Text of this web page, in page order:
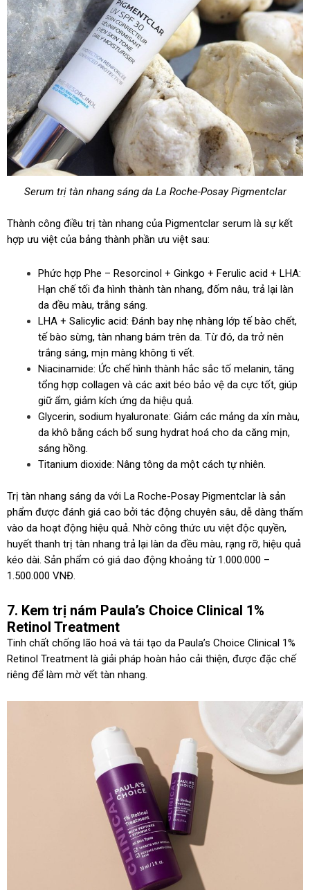
Serum trị tàn nhang sáng da La Roche-Posay Pigmentclar
Thành công điều trị tàn nhang của Pigmentclar serum là sự kết
hợp ưu việt của bảng thành phần ưu việt sau:
Phức hợp Phe – Resorcinol + Ginkgo + Ferulic acid + LHA:
Hạn chế tối đa hình thành tàn nhang, đốm nâu, trả lại làn
da đều màu, trắng sáng.
LHA + Salicylic acid: Đánh bay nhẹ nhàng lớp tế bào chết,
tế bào sừng, tàn nhang bám trên da. Từ đó, da trở nên
trắng sáng, mịn màng không tì vết.
Niacinamide: Ức chế hình thành hắc sắc tố melanin, tăng
tổng hợp collagen và các axit béo bảo vệ da cực tốt, giúp
giữ ẩm, giảm kích ứng da hiệu quả.
Glycerin, sodium hyaluronate: Giảm các mảng da xỉn màu,
da khô bằng cách bổ sung hydrat hoá cho da căng mịn,
sáng hồng.
Titanium dioxide: Nâng tông da một cách tự nhiên.
Trị tàn nhang sáng da với La Roche-Posay Pigmentclar là sản
phẩm được đánh giá cao bởi tác động chuyên sâu, dễ dàng thấm
vào da hoạt động hiệu quả. Nhờ công thức ưu việt độc quyền,
huyết thanh trị tàn nhang trả lại làn da đều màu, rạng rỡ, hiệu quả
kéo dài. Sản phẩm có giá dao động khoảng từ 1.000.000 –
1.500.000 VNĐ.
7. Kem trị nám Paula’s Choice Clinical 1%
Retinol Treatment
Tinh chất chống lão hoá và tái tạo da Paula’s Choice Clinical 1%
Retinol Treatment là giải pháp hoàn hảo cải thiện, được đặc chế
riêng để làm mờ vết tàn nhang.